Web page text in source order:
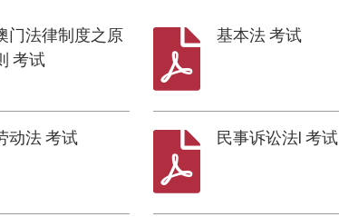
门法律制度之原
考试
基本法 考试
动法 考试 民事诉讼法I 考试